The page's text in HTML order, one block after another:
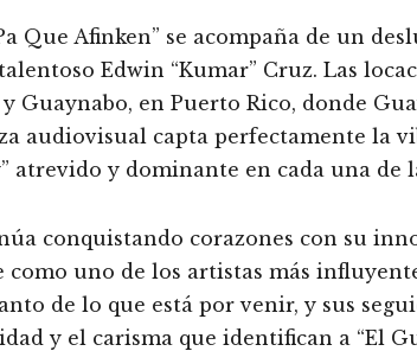
Que Afinken” se acompaña de un
Edwin “Kumar” Cruz. Las
Guaynabo, en Puerto Rico, donde
audiovisual capta perfectamente la
atrevido y dominante en cada una de
conquistando corazones con su
como uno de los artistas más
de lo que está por venir, y sus
y el carisma que identifican a “El